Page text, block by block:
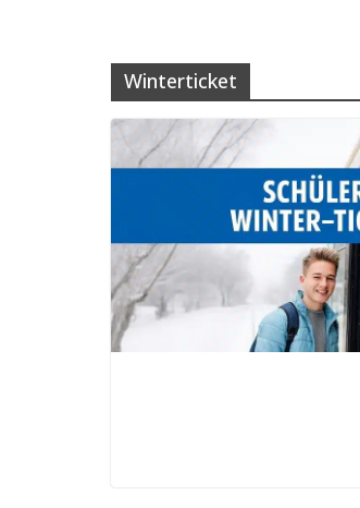
Winterticket